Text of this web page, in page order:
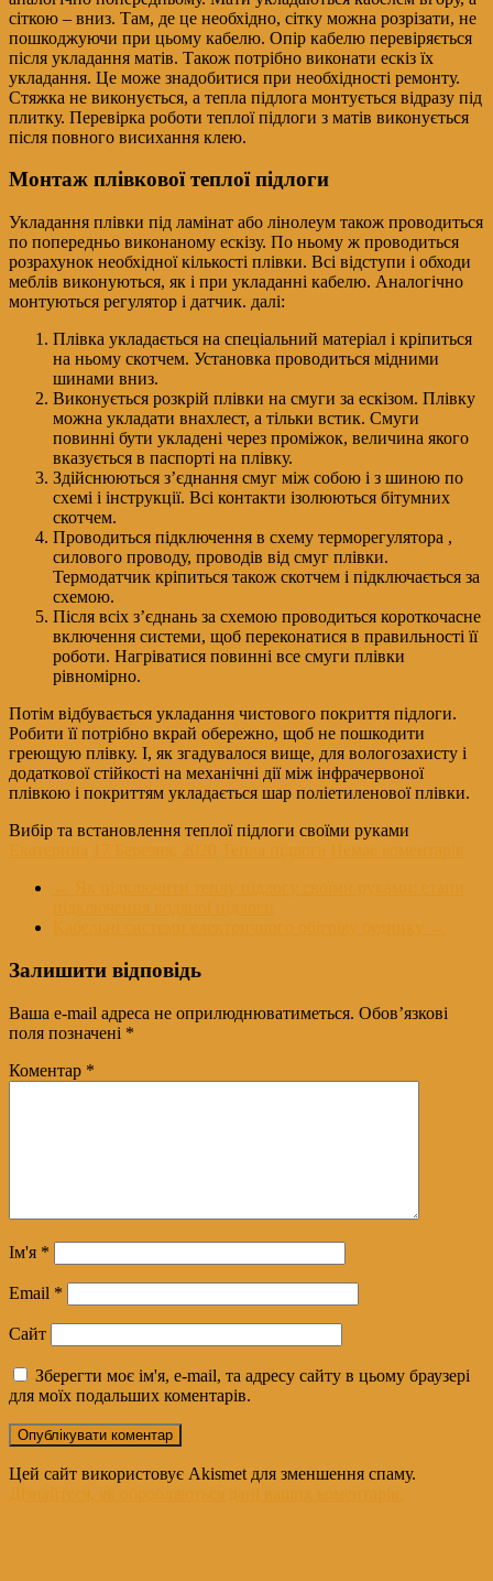
сіткою – вниз. Там, де це необхідно, сітку можна розрізати, не
пошкоджуючи при цьому кабелю. Опір кабелю перевіряється
після укладання матів. Також потрібно виконати ескіз їх
укладання. Це може знадобитися при необхідності ремонту.
Стяжка не виконується, а тепла підлога монтується відразу під
плитку. Перевірка роботи теплої підлоги з матів виконується
після повного висихання клею.
Монтаж плівкової теплої підлоги
Укладання плівки під ламінат або лінолеум також проводиться
по попередньо виконаному ескізу. По ньому ж проводиться
розрахунок необхідної кількості плівки. Всі відступи і обходи
меблів виконуються, як і при укладанні кабелю. Аналогічно
монтуються регулятор і датчик. далі:
Плівка укладається на спеціальний матеріал і кріпиться
на ньому скотчем. Установка проводиться мідними
шинами вниз.
Виконується розкрій плівки на смуги за ескізом. Плівку
можна укладати внахлест, а тільки встик. Смуги
повинні бути укладені через проміжок, величина якого
вказується в паспорті на плівку.
Здійснюються з’єднання смуг між собою і з шиною по
схемі і інструкції. Всі контакти ізолюються бітумних
скотчем.
Проводиться підключення в схему терморегулятора ,
силового проводу, проводів від смуг плівки.
Термодатчик кріпиться також скотчем і підключається за
схемою.
Після всіх з’єднань за схемою проводиться короткочасне
включення системи, щоб переконатися в правильності її
роботи. Нагріватися повинні все смуги плівки
рівномірно.
Потім відбувається укладання чистового покриття підлоги.
Робити її потрібно вкрай обережно, щоб не пошкодити
греющую плівку. І, як згадувалося вище, для вологозахисту і
додаткової стійкості на механічні дії між інфрачервоної
плівкою і покриттям укладається шар поліетиленової плівки.
Вибір та встановлення теплої підлоги своїми руками
Залишити відповідь
Ваша e-mail адреса не оприлюднюватиметься. Обов’язкові
поля позначені *
Коментар *
Ім'я *
Email *
Сайт
Зберегти моє ім'я, e-mail, та адресу сайту в цьому браузері
для моїх подальших коментарів.
Цей сайт використовує Akismet для зменшення спаму.